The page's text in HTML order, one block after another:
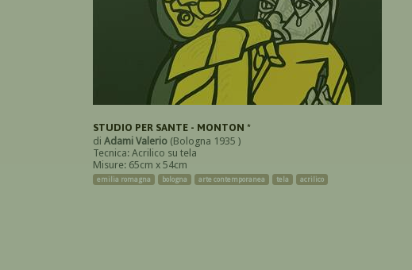
STUDIO PER SANTE - MONTON *
di Adami Valerio (Bologna 1935 )
Tecnica: Acrilico su tela
Misure: 65cm x 54cm
emilia romagna bologna arte contemporanea tela acrilico